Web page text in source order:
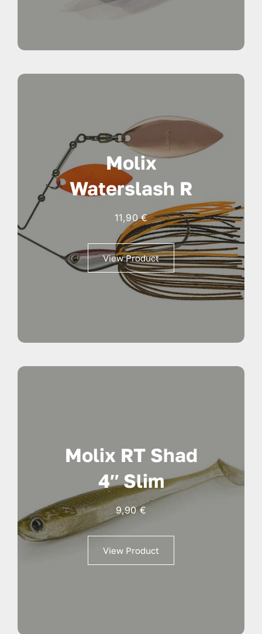
Molix
Waterslash R
11,90€
View Product
Molix RT Shad
4″ Slim
9,90€
View Product